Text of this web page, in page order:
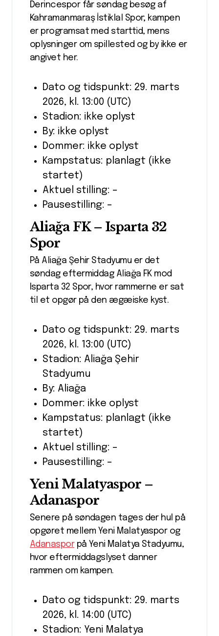
Derincespor får søndag besøg af
Kahramanmaraş İstiklal Spor; kampen
er programsat med starttid, mens
oplysninger om spillested og by ikke er
angivet her.
Dato og tidspunkt: 29. marts
2026, kl. 13:00 (UTC)
Stadion: ikke oplyst
By: ikke oplyst
Dommer: ikke oplyst
Kampstatus: planlagt (ikke
startet)
Aktuel stilling: –
Pausestilling: –
Aliağa FK – Isparta 32
Spor
På Aliağa Şehir Stadyumu er det
søndag eftermiddag Aliağa FK mod
Isparta 32 Spor, hvor rammerne er sat
til et opgør på den ægæiske kyst.
Dato og tidspunkt: 29. marts
2026, kl. 13:00 (UTC)
Stadion: Aliağa Şehir
Stadyumu
By: Aliağa
Dommer: ikke oplyst
Kampstatus: planlagt (ikke
startet)
Aktuel stilling: –
Pausestilling: –
Yeni Malatyaspor –
Adanaspor
Senere på søndagen tages der hul på
opgøret mellem Yeni Malatyaspor og
Adanasporpå Yeni Malatya Stadyumu,
hvor eftermiddagslyset danner
rammen om kampen.
Dato og tidspunkt: 29. marts
2026, kl. 14:00 (UTC)
Stadion: Yeni Malatya